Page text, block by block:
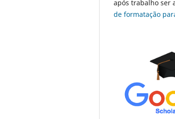
após trabalho ser
de formatação